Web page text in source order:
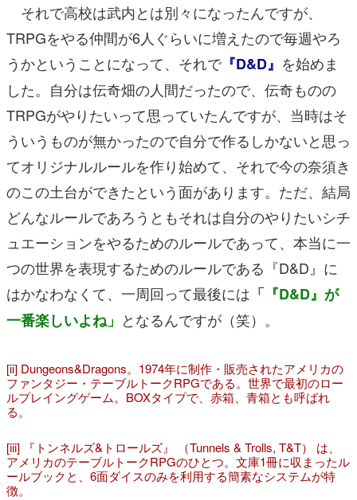
それで高校は武内とは別々になったんですが、
TRPGをやる仲間が6人ぐらいに増えたので毎週やろ
うかということになって、それで『D&D』 を始めま
した。自分は伝奇畑の人間だったので、伝奇ものの
TRPGがやりたいって思っていたんですが、当時はそ
ういうものが無かったので自分で作るしかないと思っ
てオリジナルルールを作り始めて、それで今の奈須き
のこの土台ができたという面があります。ただ、結局
どんなルールであろうともそれは自分のやりたいシチ
ュエーションをやるためのルールであって、本当に一
つの世界を表現するためのルールである『D&D』に
はかなわなくて、一周回って最後には 「『D&D』が
一番楽しいよね」 となるんですが（笑）。
[ii] Dungeons&Dragons。1974年に制作・販売されたアメリカの
ファンタジー・テーブルトークRPGである。世界で最初のロー
ルプレイングゲーム。BOXタイプで、赤箱、青箱とも呼ばれ
る。
[iii] 『トンネルズ&トロールズ』 （Tunnels & Trolls, T&T） は、
アメリカのテーブルトークRPGのひとつ。文庫1冊に収まったル
ールブックと、6面ダイスのみを利用する簡素なシステムが特
徴。